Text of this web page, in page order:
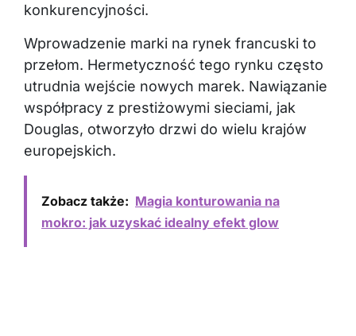
konkurencyjności.
Wprowadzenie marki na rynek francuski to
przełom. Hermetyczność tego rynku często
utrudnia wejście nowych marek. Nawiązanie
współpracy z prestiżowymi sieciami, jak
Douglas, otworzyło drzwi do wielu krajów
europejskich.
Zobacz także: Magia konturowania na
mokro: jak uzyskać idealny efekt glow